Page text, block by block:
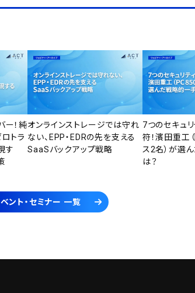
ー！純
トラ
す
オンラインストレージでは守れ
ない、EPP・EDRの先を支える
SaaSバックアップ戦略
7つのセキュ
符！濱田重工
ス2名）が選
は？
ント・セミナー 一覧